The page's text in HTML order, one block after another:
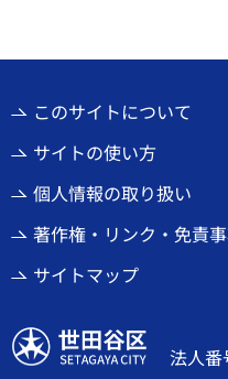
このサイトについて
サイトの使い方
個人情報の取り扱い
著作権・リンク・免責
サイトマップ
世田谷区
法人番